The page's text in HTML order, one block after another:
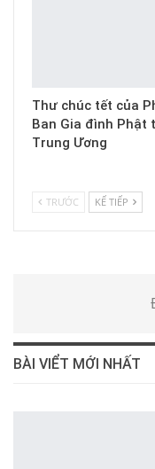
Thư chúc tết của
Ban Gia đình Phật
Trung Ương
TRƯỚC KẾ TIẾP
BÀI VIỂT MỚI NHẤT